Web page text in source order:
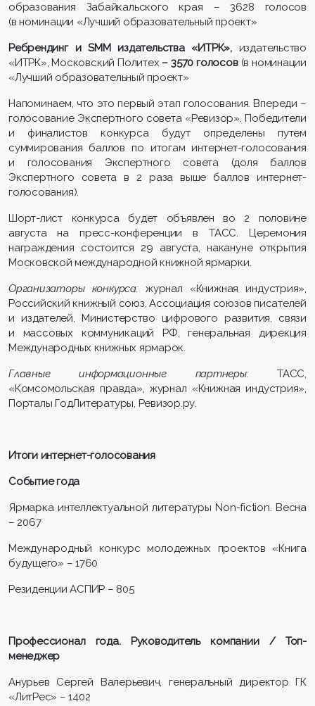
образования Забайкальского края – 3628 голосов
(в номинации «Лучший образовательный проект»
Ребрендинг и SMM издательства «ИТРК», издательство
«ИТРК», Московский Политех – 3570 голосов(в номинации
«Лучший образовательный проект»
Напоминаем, что это первый этап голосования. Впереди –
голосование Экспертного совета «Ревизор». Победители
и финалистов конкурса будут определены путем
суммирования баллов по итогам интернет-голосования
и голосования Экспертного совета (доля баллов
Экспертного совета в 2 раза выше баллов интернет-
голосования).
Шорт-лист конкурса будет объявлен во 2 половине
августа на пресс-конференции в ТАСС. Церемония
награждения состоится 29 августа, накануне открытия
Московской международной книжной ярмарки.
Организаторы конкурса: журнал «Книжная индустрия»,
Российский книжный союз, Ассоциация союзов писателей
и издателей, Министерство цифрового развития, связи
и массовых коммуникаций РФ, генеральная дирекция
Международных книжных ярмарок.
Главные информационные партнеры:ТАСС,
«Комсомольская правда», журнал «Книжная индустрия»,
Порталы ГодЛитературы, Ревизор.ру.
Итоги интернет-голосования
Событие года
Ярмарка интеллектуальной литературы Non-fiction. Весна
– 2067
Международный конкурс молодежных проектов «Книга
будущего» – 1760
Резиденции АСПИР – 805
Профессионал года. Руководитель компании / Топ-
менеджер
Анурьев Сергей Валерьевич, генеральный директор ГК
«ЛитРес» – 1402